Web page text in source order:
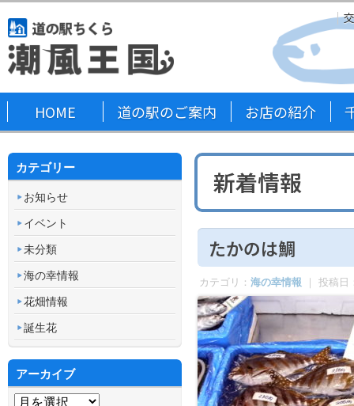
HOME 道の駅のご案内 お店の紹介
新着情報
たかのは鯛
カテゴリ： 海の幸情報 ｜ 投稿日
カテゴリー
お知らせ
イベント
未分類
海の幸情報
花畑情報
誕生花
アーカイブ
アーカイブ